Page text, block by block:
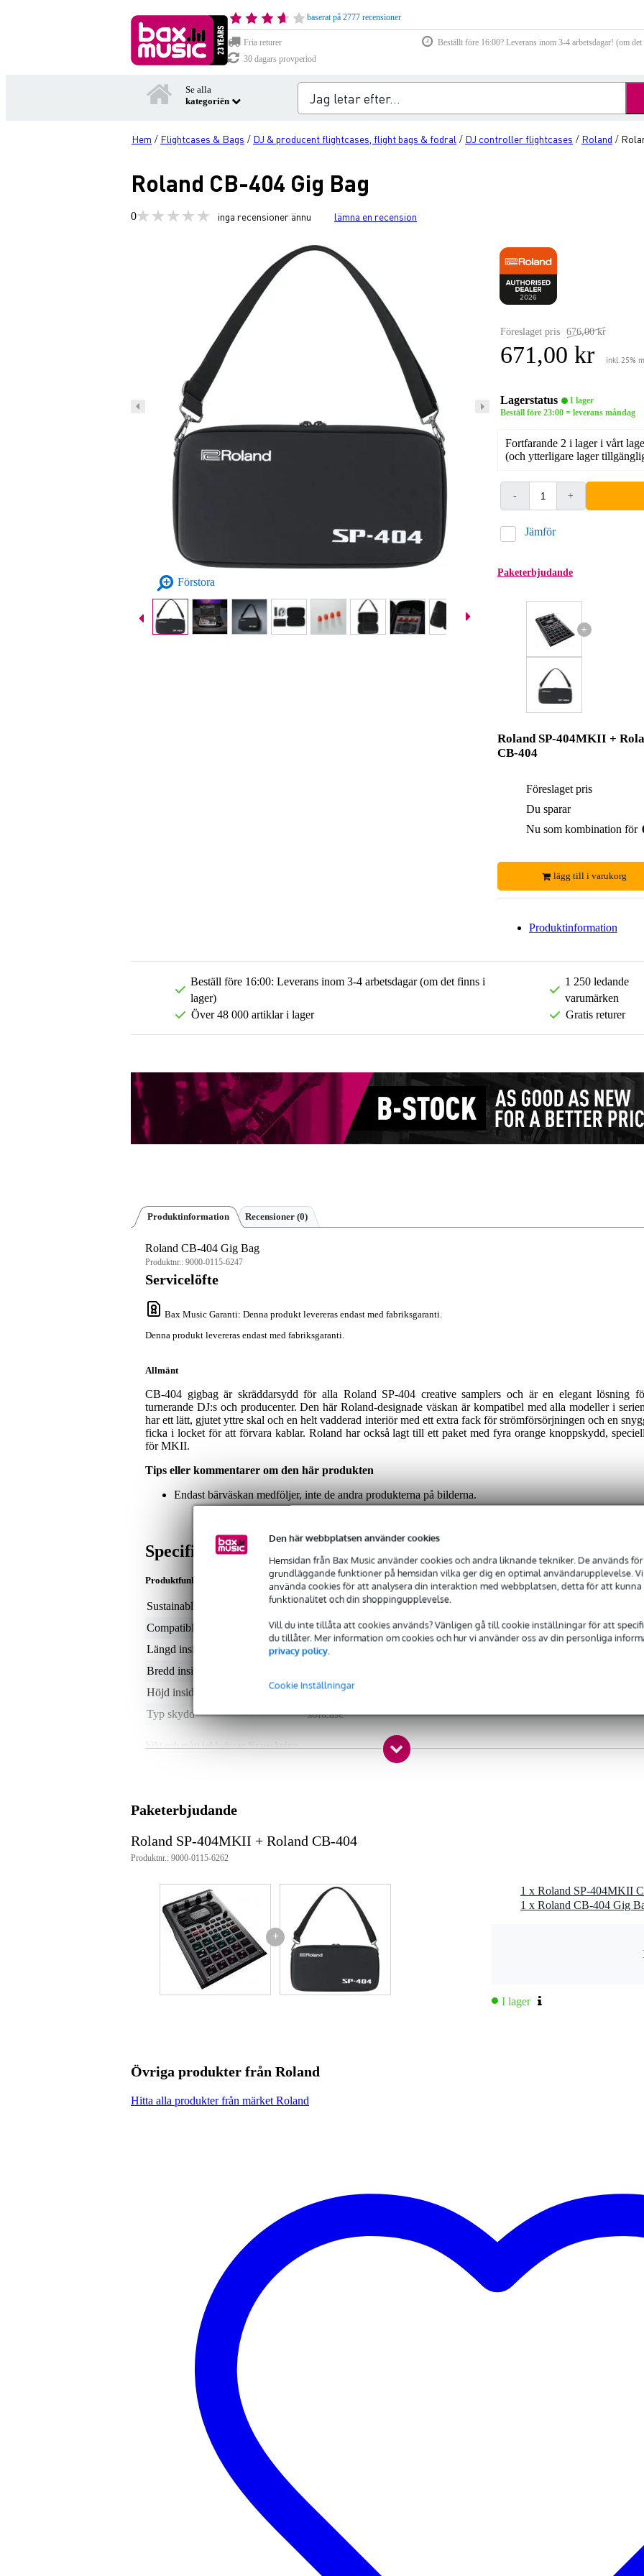
Den här webbplatsen använder cookies
Hemsidan från Bax Music använder cookies och andra liknande tekniker. De används
grundläggande funktioner på hemsidan vilka ger dig en optimal användarupplevelse.
använda cookies för att analysera din interaktion med webbplatsen, detta för att
funktionalitet och din shoppingupplevelse.
Vill du inte tillåta att cookies används? Vänligen gå till cookie inställningar för att
du tillåter. Mer information om cookies och hur vi använder oss av din personliga
privacy policy.
Cookie Inställningar
baserat på 2777 recensioner
Fria returer
Beställt före 16:00? Leverans inom 3-4 arbetsdagar! (om
30 dagars provperiod
Se alla
kategoriën
Hem / Flightcases & Bags / DJ & producent flightcases, flight bags & fodral / DJ controller flightcases / Roland /
Roland CB-404 Gig Bag
0 inga recensioner ännu lämna en recension
Förstora
Föreslaget pris 676,00 kr
671,00 kr inkl. 25%
Lagerstatus
I lager
Beställ före 23:00 = leverans måndag
Fortfarande 2 i lager i vårt
(och ytterligare lager
- +
Jämför
Paketerbjudande
+
Roland SP-404MKII +
CB-404
Föreslaget pris
Du sparar
Nu som kombination för
lägg till i varukorg
Produktinformation
Beställ före 16:00: Leverans inom 3-4 arbetsdagar (om det finns i
lager)
Över 48 000 artiklar i lager
1 250 ledande
varumärken
Gratis returer
Produktinformation Recensioner (0)
Roland CB-404 Gig Bag
Produktnr.: 9000-0115-6247
Servicelöfte
Bax Music Garanti: Denna produkt levereras endast med fabriksgaranti.
Denna produkt levereras endast med fabriksgaranti.
Allmänt
CB-404 gigbag är skräddarsydd för alla Roland SP-404 creative samplers och är en elegant lösning
turnerande DJ:s och producenter. Den här Roland-designade väskan är kompatibel med alla modeller i
har ett lätt, gjutet yttre skal och en helt vadderad interiör med ett extra fack för strömförsörjningen och en
ficka i locket för att förvara kablar. Roland har också lagt till ett paket med fyra orange knoppskydd,
för MKII.
Tips eller kommentarer om den här produkten
Endast bärväskan medföljer, inte de andra produkterna på bilderna.
Specifikationer
Produktfunktioner
Sustainable product
not specified
Compatible with brand
Roland
Längd insida
35 - 39 cm
Bredd insida
Höjd insida
5 - 9.9 cm
Typ skydd
softcase
Vikt och mått inkluderar förpackning
Roland CB-404
bärväska för:
SP-404 MK2
SP-404A
SP-404SX
med fack för små föremål
inkluderar fyra orangefärgade visare för SP-404 MK2 (ej kompatibel med andra modeller)
mått: 392 x 203 x 90 mm
vikt: 700 gr
Paketerbjudande
Roland SP-404MKII + Roland CB-404
Produktnr.: 9000-0115-6262
+
1 x Roland SP-404MKII
1 x Roland CB-404 Gig
I lager
Övriga produkter från Roland
Hitta alla produkter från märket Roland